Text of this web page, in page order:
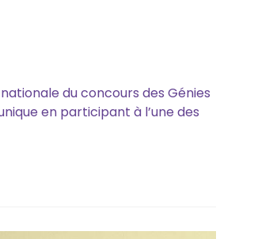
du concours des Génies
en participant à l’une des